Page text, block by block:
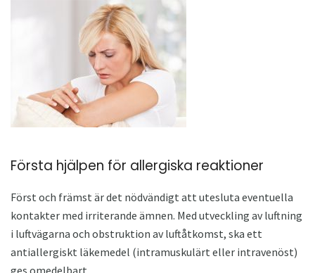
Första hjälpen för allergiska reaktioner
Först och främst är det nödvändigt att utesluta eventuella
kontakter med irriterande ämnen. Med utveckling av luftning
i luftvägarna och obstruktion av luftåtkomst, ska ett
antiallergiskt läkemedel (intramuskulärt eller intravenöst)